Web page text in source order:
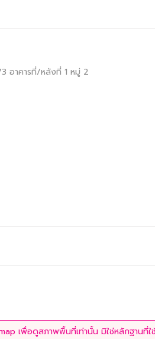
อาคารที่/หลังที่ 1หมู่ 2
เพื่อดูสภาพพื้นที่เท่านั้น มิใช่หลักฐานที่